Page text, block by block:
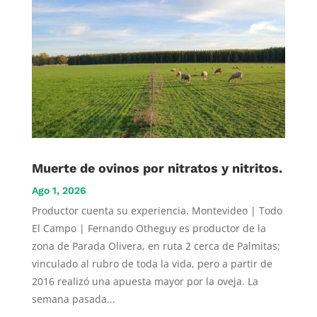
Muerte de ovinos por nitratos y nitritos.
Ago 1, 2026
Productor cuenta su experiencia. Montevideo | Todo
El Campo | Fernando Otheguy es productor de la
zona de Parada Olivera, en ruta 2 cerca de Palmitas;
vinculado al rubro de toda la vida, pero a partir de
2016 realizó una apuesta mayor por la oveja. La
semana pasada...